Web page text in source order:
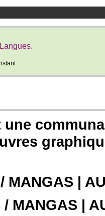
MANGAS |
/ MANGAS |